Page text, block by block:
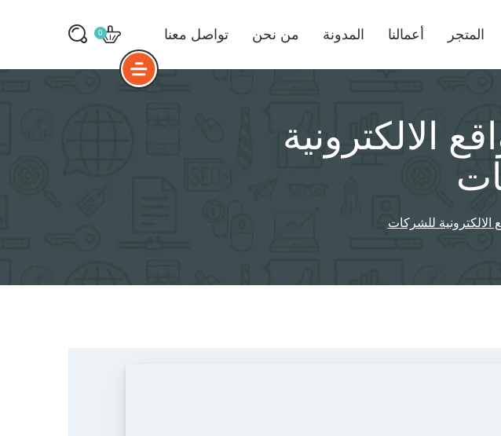
المتجر أعمالنا المدونة من نحن تواصل معنا 0
الالكترونية
الالكترونية للشركات